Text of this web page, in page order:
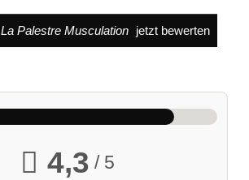
La Palestre Musculation jetzt bewerten
4,3 / 5